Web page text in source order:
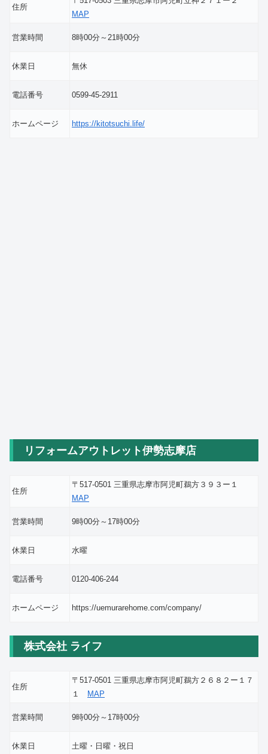
住所
MAP
営業時間 8時00分～21時00分
休業日 無休
電話番号 0599-45-2911
ホームページ https://kitotsuchi.life/
リフォームアウトレット伊勢志摩店
住所
〒517-0501 三重県志摩市阿児町鵜方３９３ー１
MAP
営業時間 9時00分～17時00分
休業日 水曜
電話番号 0120-406-244
ホームページ https://uemurarehome.com/company/
株式会社 ライフ
住所
〒517-0501 三重県志摩市阿児町鵜方２６８２ー１７
１
MAP
営業時間 9時00分～17時00分
休業日 土曜・日曜・祝日